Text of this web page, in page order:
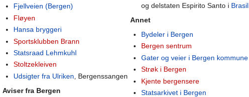
Fjellveien (Bergen)
Fløyen
Hansa bryggeri
Sportsklubben Brann
Statsraad Lehmkuhl
Stoltzekleiven
Udsigter fra Ulriken , Bergenssangen
Aviser fra Bergen
og delstaten Espirito Santo i Brasil
Annet
Bydeler i Bergen
Bergen sentrum
Gater og veier i Bergen kommune
Strøk i Bergen
Kjente bergensere
Statsarkivet i Bergen